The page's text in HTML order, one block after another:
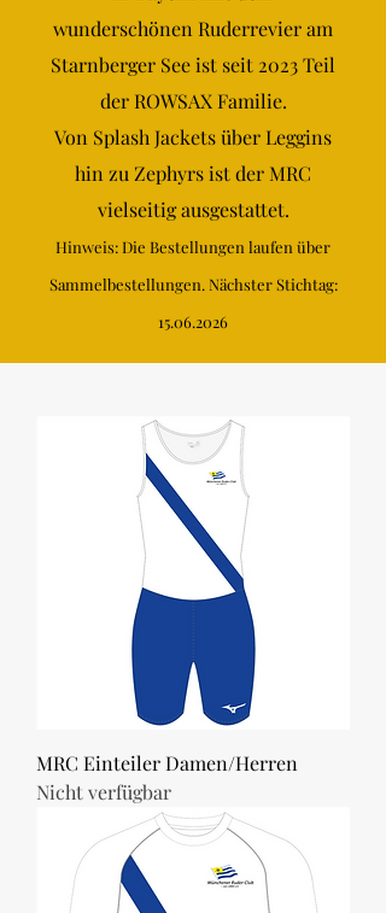
wunderschönen Ruderrevier am
Starnberger See ist seit 2023 Teil
der ROWSAX Familie.
Von Splash Jackets über Leggins
hin zu Zephyrs ist der MRC
vielseitig ausgestattet.
Hinweis: Die Bestellungen laufen über
Sammelbestellungen. Nächster Stichtag:
15.06.2026
MRC Einteiler Damen/Herren
Nicht verfügbar